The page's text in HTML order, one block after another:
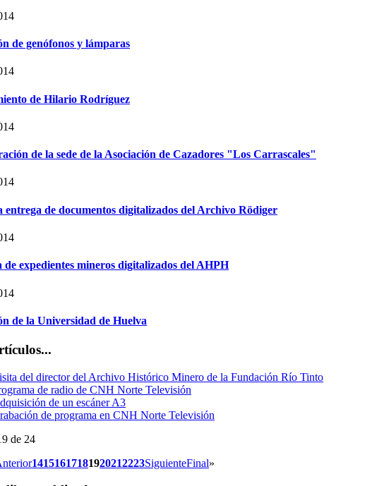
de genófonos y lámparas
de Hilario Rodríguez
de la sede de la Asociación de Cazadores "Los Carrascales"
entrega de documentos digitalizados del Archivo Rödiger
de expedientes mineros digitalizados del AHPH
de la Universidad de Huelva
del director del Archivo Histórico Minero de la Fundación Río Tinto
de radio de CNH Norte Televisión
de un escáner A3
de programa en CNH Norte Televisión
de 24
14151617181920212223SiguienteFinal»